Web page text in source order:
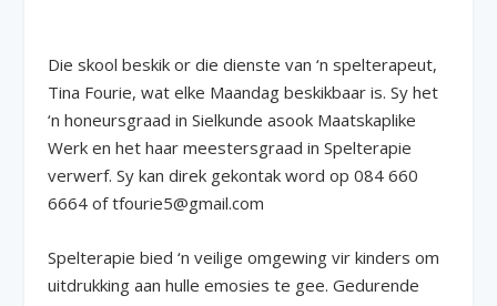
Die skool beskik or die dienste van ‘n spelterapeut,
Tina Fourie, wat elke Maandag beskikbaar is. Sy het
‘n honeursgraad in Sielkunde asook Maatskaplike
Werk en het haar meestersgraad in Spelterapie
verwerf. Sy kan direk gekontak word op 084 660
6664 of tfourie5@gmail.com
Spelterapie bied ‘n veilige omgewing vir kinders om
uitdrukking aan hulle emosies te gee. Gedurende